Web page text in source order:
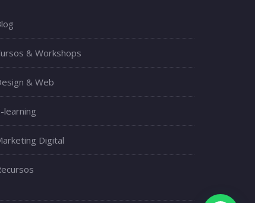
& Workshops
& Web
learning
Digital